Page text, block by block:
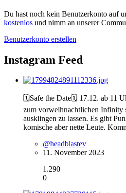
Du hast noch kein Benutzerkonto auf
kostenlos und nimm an unserer
Benutzerkonto erstellen
Instagram Feed
🗓Safe the Date🗓 17.12. ab 11
zum vorweihnachtlichen Infinity
ausklingen zu lassen. Es gibt
komische aber nette Leute.
@headblastev
11. November 2023
1.290
0